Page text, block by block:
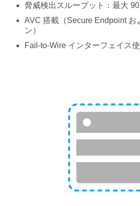
脅威検出スループット：最大
AVC 搭載（Secure Endpoint お
ン）
Fail-to-Wire インターフェイス